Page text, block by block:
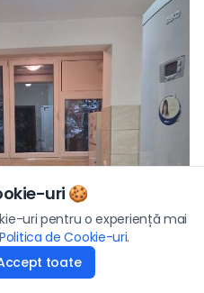
Aplică
uri 🍪
uri pentru o experiență mai
Politica de Cookie-uri.
toate